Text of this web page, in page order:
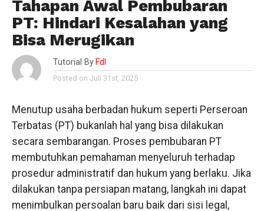
Tahapan Awal Pembubaran
PT: Hindari Kesalahan yang
Bisa Merugikan
Tutorial By Fdl
Posted on Juli 31st, 2025
Menutup usaha berbadan hukum seperti Perseroan
Terbatas (PT) bukanlah hal yang bisa dilakukan
secara sembarangan. Proses pembubaran PT
membutuhkan pemahaman menyeluruh terhadap
prosedur administratif dan hukum yang berlaku. Jika
dilakukan tanpa persiapan matang, langkah ini dapat
menimbulkan persoalan baru baik dari sisi legal,